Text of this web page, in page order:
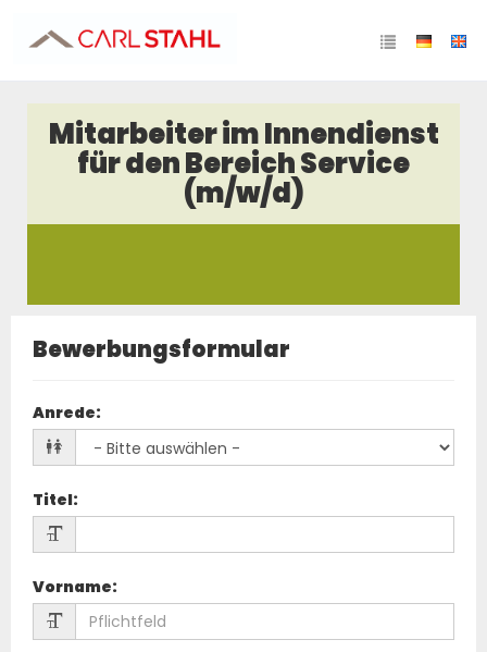
Mitarbeiter im Innendienst
für den Bereich Service
(m/w/d)
Bewerbungsformular
Anrede:
Titel:
Vorname: